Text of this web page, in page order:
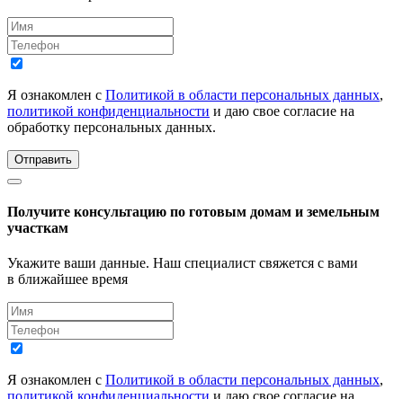
Я ознакомлен с Политикой в области персональных данных,
политикой конфиденциальности и даю свое согласие на
обработку персональных данных.
Отправить
Получите консультацию по готовым домам и земельным
участкам
Укажите ваши данные. Наш специалист свяжется с вами
в ближайшее время
Я ознакомлен с Политикой в области персональных данных,